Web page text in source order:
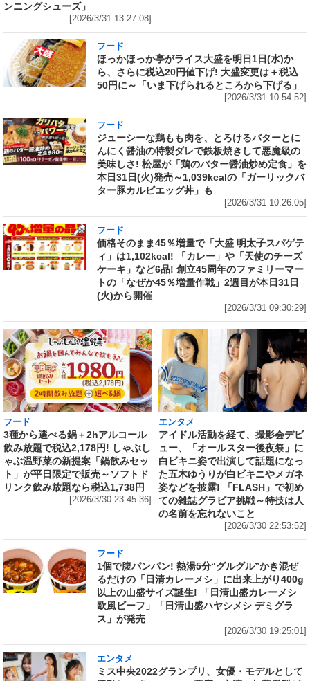
ンニングシューズ」
[2026/3/31 13:27:08]
フード
ほっかほっか亭がライス大盛を明日1日(水)か
ら、さらに税込20円値下げ! 大盛変更は＋税込
50円に～「いま下げられるところから下げる」
[2026/3/31 10:54:52]
フード
ジューシーな鶏もも肉を、とろけるバターとに
んにく醤油の特製ダレで鉄板焼きして悪魔級の
美味しさ! 松屋が「鶏のバター醤油炒め定食」を
本日31日(火)発売～1,039kcalの「ガーリックバ
ター豚カルビエッグ丼」も
[2026/3/31 10:26:05]
フード
価格そのまま45％増量で「大盛 明太子スパゲテ
ィ」は1,102kcal! 「カレー」や「天使のチーズ
ケーキ」など6品! 創立45周年のファミリーマー
トの「なぜか45％増量作戦」2週目が本日31日
(火)から開催
[2026/3/31 09:30:29]
フード
3種から選べる鍋＋2hアルコール
飲み放題で税込2,178円! しゃぶし
ゃぶ温野菜の新提案「鍋飲みセッ
ト」が平日限定で販売～ソフトド
リンク飲み放題なら税込1,738円
[2026/3/30 23:45:36]
エンタメ
アイドル活動を経て、撮影会デビ
ュー、「オールスター後夜祭」に
白ビキニ姿で出演して話題になっ
た五木ゆうりが白ビキニやメガネ
姿などを披露! 「FLASH」で初め
ての雑誌グラビア挑戦～特技は人
の名前を忘れないこと
[2026/3/30 22:53:52]
フード
1個で腹パンパン! 熱湯5分“グルグル”かき混ぜ
るだけの「日清カレーメシ」に出来上がり400g
以上の山盛サイズ誕生! 「日清山盛カレーメシ
欧風ビーフ」「日清山盛ハヤシメシ デミグラ
ス」が発売
[2026/3/30 19:25:01]
エンタメ
ミス中央2022グランプリ、女優・モデルとして